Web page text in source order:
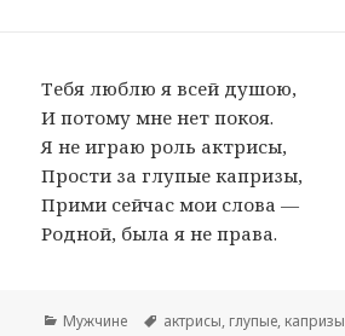
Тебя люблю я всей душою,
И потому мне нет покоя.
Я не играю роль актрисы,
Прости за глупые капризы,
Прими сейчас мои слова —
Родной, была я не права.
Рубрики
Мужчине Метки
актрисы, глупые, капризы